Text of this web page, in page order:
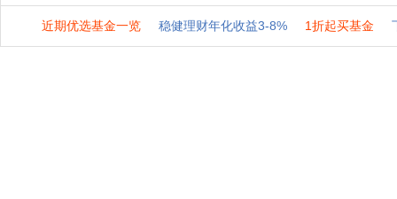
近期优选基金一览 稳健理财年化收益3-8% 1折起买基金